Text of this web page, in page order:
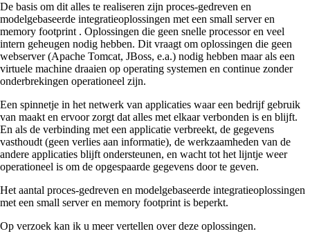
De basis om dit alles te realiseren zijn proces-gedreven en
modelgebaseerde integratieoplossingen met een small server en
memory footprint . Oplossingen die geen snelle processor en veel
intern geheugen nodig hebben. Dit vraagt om oplossingen die geen
webserver (Apache Tomcat, JBoss, e.a.) nodig hebben maar als een
virtuele machine draaien op operating systemen en continue zonder
onderbrekingen operationeel zijn.
Een spinnetje in het netwerk van applicaties waar een bedrijf gebruik
van maakt en ervoor zorgt dat alles met elkaar verbonden is en blijft.
En als de verbinding met een applicatie verbreekt, de gegevens
vasthoudt (geen verlies aan informatie), de werkzaamheden van de
andere applicaties blijft ondersteunen, en wacht tot het lijntje weer
operationeel is om de opgespaarde gegevens door te geven.
Het aantal proces-gedreven en modelgebaseerde integratieoplossingen
met een small server en memory footprint is beperkt.
Op verzoek kan ik u meer vertellen over deze oplossingen.